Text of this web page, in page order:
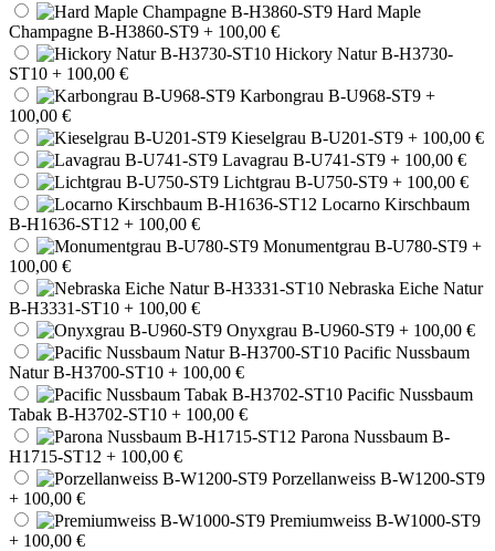
Hard Maple
Champagne B-H3860-ST9 + 100,00 €
Hickory Natur B-H3730-
ST10 + 100,00 €
Karbongrau B-U968-ST9 +
100,00 €
Kieselgrau B-U201-ST9 + 100,00 €
Lavagrau B-U741-ST9 + 100,00 €
Lichtgrau B-U750-ST9 + 100,00 €
Locarno Kirschbaum
B-H1636-ST12 + 100,00 €
Monumentgrau B-U780-ST9 +
100,00 €
Nebraska Eiche Natur
B-H3331-ST10 + 100,00 €
Onyxgrau B-U960-ST9 + 100,00 €
Pacific Nussbaum
Natur B-H3700-ST10 + 100,00 €
Pacific Nussbaum
Tabak B-H3702-ST10 + 100,00 €
Parona Nussbaum B-
H1715-ST12 + 100,00 €
Porzellanweiss B-W1200-ST9
+ 100,00 €
Premiumweiss B-W1000-ST9
+ 100,00 €